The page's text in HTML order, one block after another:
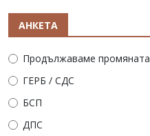
АНКЕТА
Продължаваме промяната
ГЕРБ / СДС
БСП
ДПС